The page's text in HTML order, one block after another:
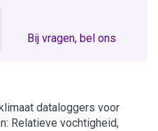
Bij vragen, bel ons
dataloggers voor
Relatieve vochtigheid,